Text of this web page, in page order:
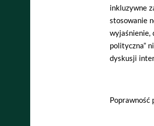
inkluzywne
stosowanie
wyjaśnienie,
polityczna”
dyskusji
Poprawność